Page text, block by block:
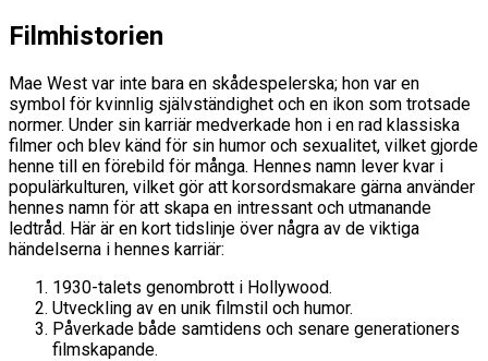
Filmhistorien
Mae West var inte bara en skådespelerska; hon var en
symbol för kvinnlig självständighet och en ikon som trotsade
normer. Under sin karriär medverkade hon i en rad klassiska
filmer och blev känd för sin humor och sexualitet, vilket gjorde
henne till en förebild för många. Hennes namn lever kvar i
populärkulturen, vilket gör att korsordsmakare gärna använder
hennes namn för att skapa en intressant och utmanande
ledtråd. Här är en kort tidslinje över några av de viktiga
händelserna i hennes karriär:
1930-talets genombrott i Hollywood.
Utveckling av en unik filmstil och humor.
Påverkade både samtidens och senare generationers
filmskapande.